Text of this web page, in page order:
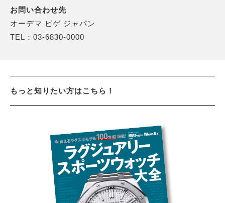
お問い合わせ先
オーデマ ピゲ ジャパン
TEL：03-6830-0000
もっと知りたい方はこちら！